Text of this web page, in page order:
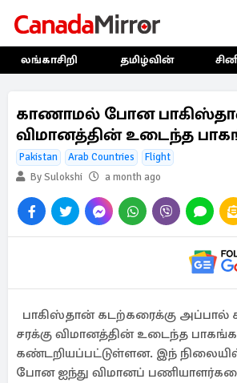
லங்காசிறி தமிழ்வின்
காணாமல் போன
விமானத்தின் உடைந்த
Pakistan Arab Countries
Flight
By Sulokshi
a month ago
பாகிஸ்தான் கடற்கரைக்கு
சரக்கு விமானத்தின் உடைந்த
கண்டறியப்பட்டுள்ளன. இந்
போன ஐந்து விமானப்